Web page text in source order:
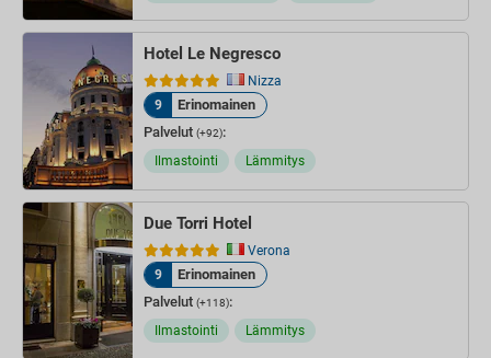
Hotel Le Negresco
Nizza
9
Erinomainen
Palvelut (+92):
Ilmastointi Lämmitys
Due Torri Hotel
Verona
9
Erinomainen
Palvelut (+118):
Ilmastointi Lämmitys